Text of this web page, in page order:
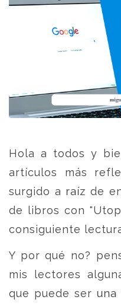
Hola a todos y
artículos más
surgido a raíz de
de libros con
consiguiente
Y por qué no?
mis lectores
que puede ser